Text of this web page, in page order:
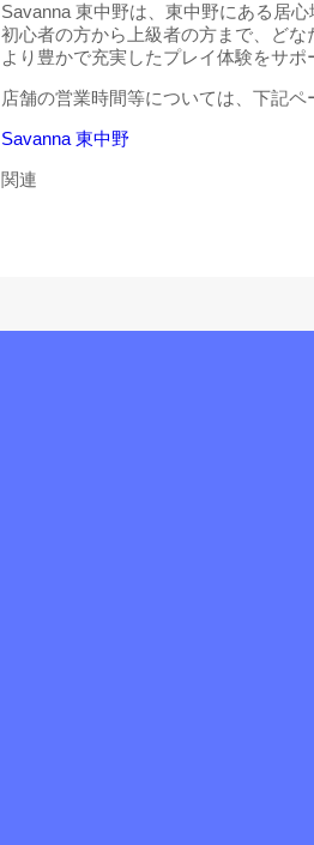
Savanna 東中野は、東中野にある居心
初心者の方から上級者の方まで、ど
より豊かで充実したプレイ体験をサポ
店舗の営業時間等については、下記ペ
Savanna 東中野
関連